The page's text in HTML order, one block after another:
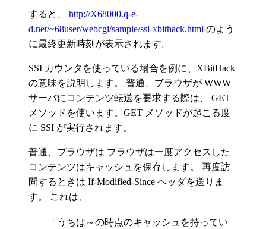
すると、 http://X68000.q-e-
d.net/~68user/webcgi/sample/ssi-xbithack.html のよう
に最終更新時刻が表示されます。
SSI カウンタを使っている場合を例に、XBitHack
の意味を説明します。 普通、ブラウザが WWW
サーバにコンテンツ転送を要求する際は、 GET
メソッドを使います。GET メソッドが起こる度
に SSI が実行されます。
普通、ブラウザは ブラウザは一度アクセスした
コンテンツはキャッシュを保存します。 再度訪
問するときは If-Modified-Since ヘッダを送りま
す。 これは、
「うちは～の時点のキャッシュを持ってい